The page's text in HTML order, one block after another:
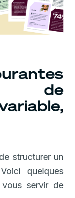
de
structurer un
quelques
servir de